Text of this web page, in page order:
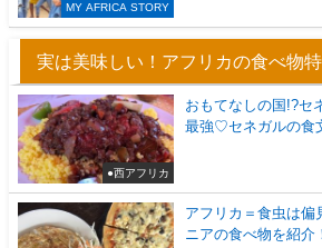
MY AFRICA STORY
実は美味しい！アフリカの食べ物
●西アフリカ
おもてなしの国!?セ
最強♡セネガルの食
アフリカ＝食虫は偏
ニアの食べ物を紹介